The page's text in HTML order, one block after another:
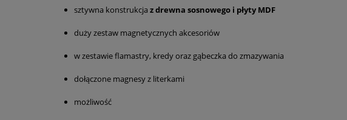
sztywna konstrukcja z drewna sosnowego i płyty MDF
duży zestaw magnetycznych akcesoriów
w zestawie flamastry, kredy oraz gąbeczka do zmazywania
dołączone magnesy z literkami
możliwość